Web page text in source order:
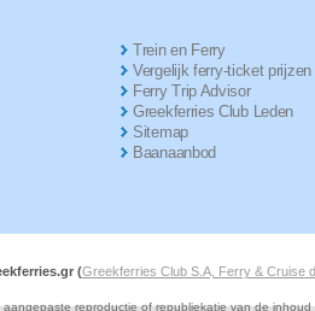
Trein en Ferry
Vergelijk ferry-ticket prijzen
Ferry Trip Advisor
Greekferries Club Leden
Sitemap
Baanaanbod
(Greekferries Club S.A, Ferry & Cruise
reproductie of republiekatie van de